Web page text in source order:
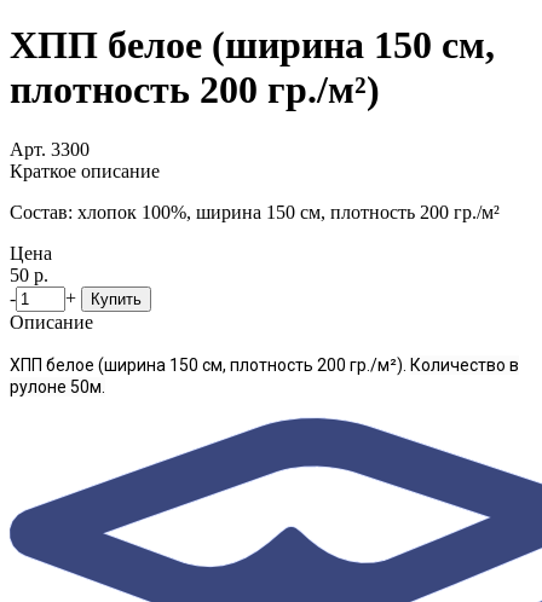
ХПП белое (ширина 150 см,
плотность 200 гр./м²)
Арт. 3300
Краткое описание
Состав: хлопок 100%, ширина 150 см, плотность 200 гр./м²
Цена
50 р.
-
+ Купить
Описание
ХПП белое (ширина 150 см, плотность 200 гр./м²). Количество в
рулоне 50м.